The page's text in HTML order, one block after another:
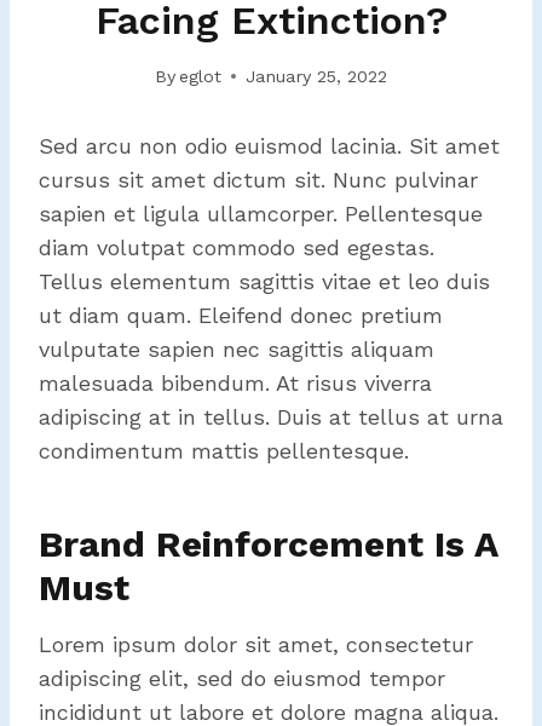
Facing Extinction?
Byeglot January 25, 2022
Sed arcu non odio euismod lacinia. Sit amet
cursus sit amet dictum sit. Nunc pulvinar
sapien et ligula ullamcorper. Pellentesque
diam volutpat commodo sed egestas.
Tellus elementum sagittis vitae et leo duis
ut diam quam. Eleifend donec pretium
vulputate sapien nec sagittis aliquam
malesuada bibendum. At risus viverra
adipiscing at in tellus. Duis at tellus at urna
condimentum mattis pellentesque.
Brand Reinforcement Is A
Must
Lorem ipsum dolor sit amet, consectetur
adipiscing elit, sed do eiusmod tempor
incididunt ut labore et dolore magna aliqua.